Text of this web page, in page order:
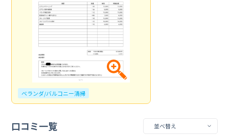
ベランダ/バルコニー清掃
口コミ一覧